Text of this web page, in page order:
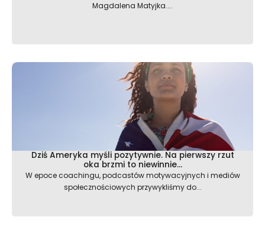
Magdalena Matyjka....
Dziś Ameryka myśli pozytywnie. Na pierwszy rzut
oka brzmi to niewinnie…
W epoce coachingu, podcastów motywacyjnych i mediów
społecznościowych przywykliśmy do...